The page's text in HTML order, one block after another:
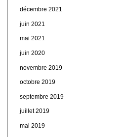
décembre 2021
juin 2021
mai 2021
juin 2020
novembre 2019
octobre 2019
septembre 2019
juillet 2019
mai 2019